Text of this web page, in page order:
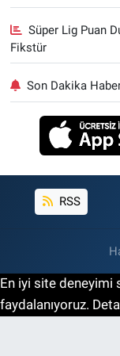
Süper Lig Puan
Fikstür
Son Dakika
RSS
En iyi site deneyimi
faydalanıyoruz.